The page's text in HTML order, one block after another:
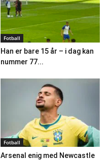
Fotball
Han er bare 15 år – i dag kan
nummer 77...
Fotball
Arsenal enig med Newcastle